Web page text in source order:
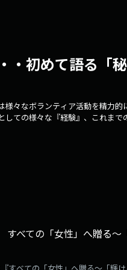
・初めて語る「
様々なボランティア活動を精力
しての様々な『経験』、これま
FMヨコハマ担当番組】毎週木曜
べての「女性」へ贈る〜